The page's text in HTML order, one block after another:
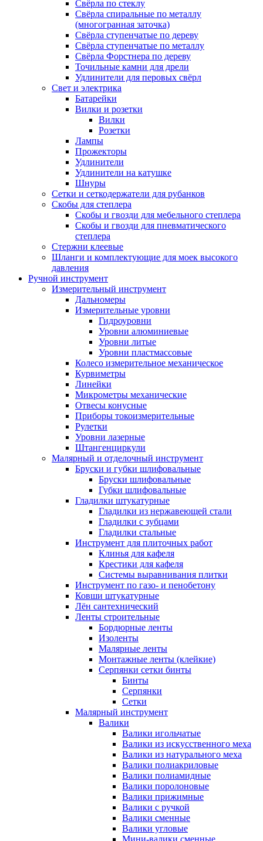
Свёрла по стеклу
Свёрла спиральные по металлу
(многогранная заточка)
Свёрла ступенчатые по дереву
Свёрла ступенчатые по металлу
Свёрла Форстнера по дереву
Точильные камни для дрели
Удлинители для перовых свёрл
Свет и электрика
Батарейки
Вилки и розетки
Вилки
Розетки
Лампы
Прожекторы
Удлинители
Удлинители на катушке
Шнуры
Сетки и сеткодержатели для рубанков
Скобы для степлера
Скобы и гвозди для мебельного степлера
Скобы и гвозди для пневматического
степлера
Стержни клеевые
Шланги и комплектующие для моек высокого
давления
Ручной инструмент
Измерительный инструмент
Дальномеры
Измерительные уровни
Гидроуровни
Уровни алюминиевые
Уровни литые
Уровни пластмассовые
Колесо измерительное механическое
Курвиметры
Линейки
Микрометры механические
Отвесы конусные
Приборы токоизмерительные
Рулетки
Уровни лазерные
Штангенциркули
Малярный и отделочный инструмент
Бруски и губки шлифовальные
Бруски шлифовальные
Губки шлифовальные
Гладилки штукатурные
Гладилки из нержавеющей стали
Гладилки с зубцами
Гладилки стальные
Инструмент для плиточных работ
Клинья для кафеля
Крестики для кафеля
Системы выравнивания плитки
Инструмент по газо- и пенобетону
Ковши штукатурные
Лён сантехнический
Ленты строительные
Бордюрные ленты
Изоленты
Малярные ленты
Монтажные ленты (клейкие)
Серпянки сетки бинты
Бинты
Серпянки
Сетки
Малярный инструмент
Валики
Валики игольчатые
Валики из искусственного меха
Валики из натурального меха
Валики полиакриловые
Валики полиамидные
Валики поролоновые
Валики прижимные
Валики с ручкой
Валики сменные
Валики угловые
Мини-валики сменные